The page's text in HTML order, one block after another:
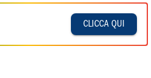
CLICCA QUI